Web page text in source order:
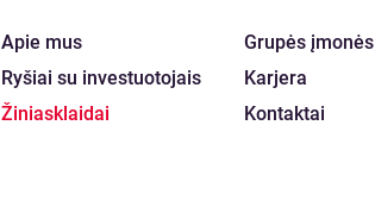
Apie mus
Ryšiai su investuotojais
Žiniasklaidai
Grupės įmonės
Karjera
Kontaktai